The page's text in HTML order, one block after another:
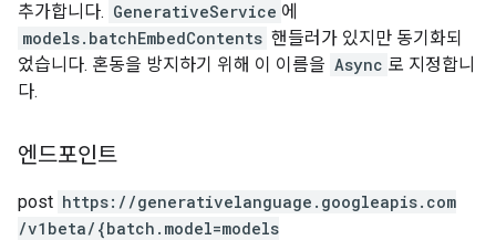
추가합니다. GenerativeService 에
models.batchEmbedContents 핸들러가 있지만 동기화되
었습니다. 혼동을 방지하기 위해 이 이름을 Async 로 지정합니
다.
엔드포인트
post https: / /generativelanguage.googleapis.com
/v1beta/{batch.model=models